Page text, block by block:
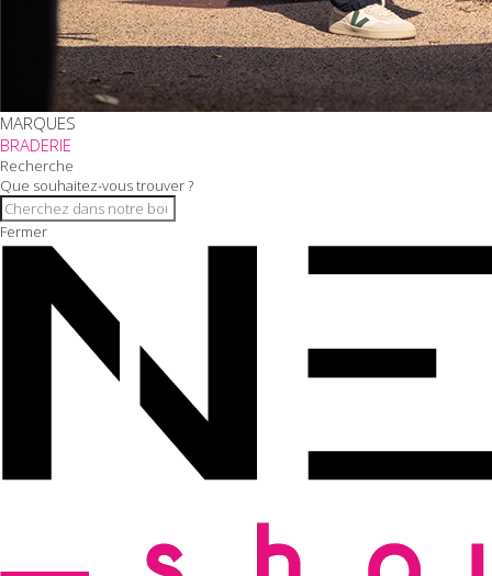
MARQUES
BRADERIE
Recherche
Que souhaitez-vous trouver ?
Fermer